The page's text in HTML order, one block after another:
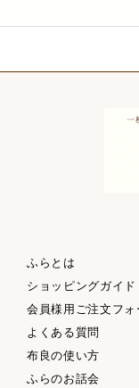
ふらとは
ショッピングガイド
会員様用ご注文フ
よくある質問
布良の使い方
ふらのお話会